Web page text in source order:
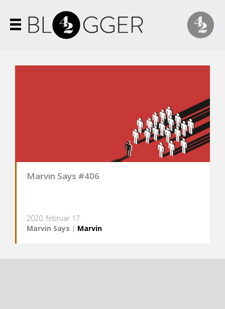
Marvin Says #406
2020. február 17.
Marvin Says | Marvin